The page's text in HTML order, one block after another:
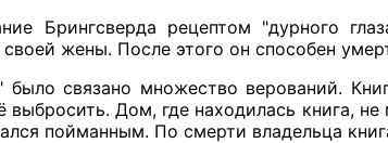
Брингсверда рецептом "дурного
жены. После этого он способен
было связано множество верований.
выбросить. Дом, где находилась книга,
пойманным. По смерти владельца